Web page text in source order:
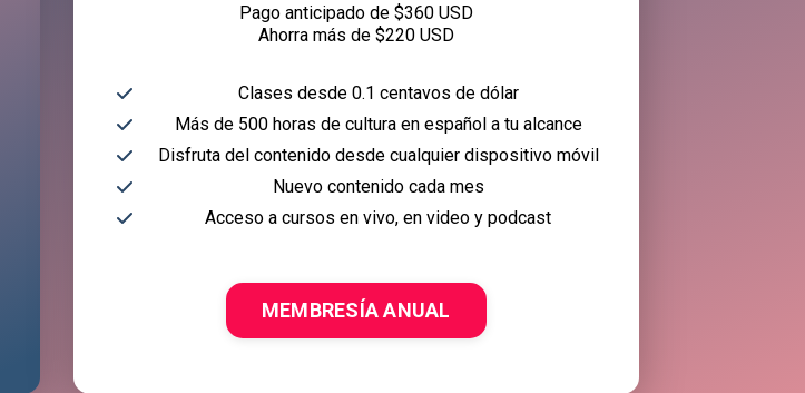
Pago anticipado de $360 USD
Ahorra más de $220 USD
Clases desde 0.1 centavos de dólar
Más de 500 horas de cultura en español a tu alcance
Disfruta del contenido desde cualquier dispositivo móvil
Nuevo contenido cada mes
Acceso a cursos en vivo, en video y podcast
MEMBRESÍA ANUAL